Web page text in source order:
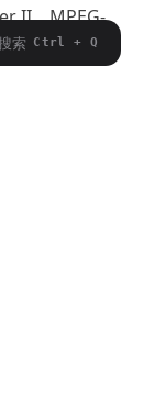
II，MPEG-